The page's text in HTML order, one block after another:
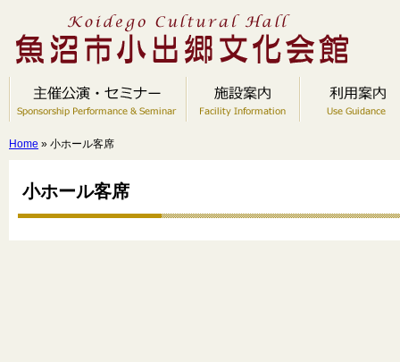
Home » 小ホール客席
小ホール客席